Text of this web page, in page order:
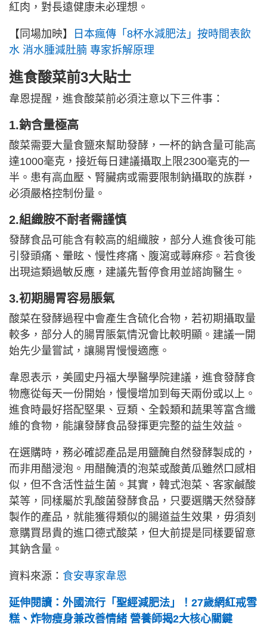
紅肉，對長遠健康未必理想。
【同場加映】
日本瘋傳「8杯水減肥法」按時間表飲
水 消水腫減肚腩 專家拆解原理
進食酸菜前3大貼士
韋恩提醒，進食酸菜前必須注意以下三件事：
1.鈉含量極高
酸菜需要大量食鹽來幫助發酵，一杯的鈉含量可能高
達1000毫克，接近每日建議攝取上限2300毫克的一
半。患有高血壓、腎臟病或需要限制鈉攝取的族群，
必須嚴格控制份量。
2.組織胺不耐者需謹慎
發酵食品可能含有較高的組織胺，部分人進食後可能
引發頭痛、暈眩、慢性疼痛、腹瀉或蕁麻疹。若食後
出現這類過敏反應，建議先暫停食用並諮詢醫生。
3.初期腸胃容易脹氣
酸菜在發酵過程中會產生含硫化合物，若初期攝取量
較多，部分人的腸胃脹氣情況會比較明顯。建議一開
始先少量嘗試，讓腸胃慢慢適應。
韋恩表示，美國史丹福大學醫學院建議，進食發酵食
物應從每天一份開始，慢慢增加到每天兩份或以上。
進食時最好搭配堅果、豆類、全穀類和蔬果等富含纖
維的食物，能讓發酵食品發揮更完整的益生效益。
在選購時，務必確認產品是用鹽醃自然發酵製成的，
而非用醋浸泡。用醋醃漬的泡菜或酸黃瓜雖然口感相
似，但不含活性益生菌。其實，韓式泡菜、客家鹹酸
菜等，同樣屬於乳酸菌發酵食品，只要選購天然發酵
製作的產品，就能獲得類似的腸道益生效果，毋須刻
意購買昂貴的進口德式酸菜，但大前提是同樣要留意
其鈉含量。
資料來源： 食安專家韋恩
延伸閱讀：外國流行「聖經減肥法」！27歲網紅戒雪
糕、炸物瘦身兼改善情緒 營養師揭2大核心關鍵